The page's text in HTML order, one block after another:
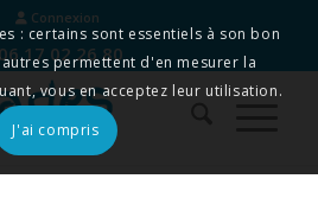
Connexion
17 02 26 80
: certains sont essentiels à son bon
permettent d'en mesurer la
vous en acceptez leur utilisation.
J'ai compris